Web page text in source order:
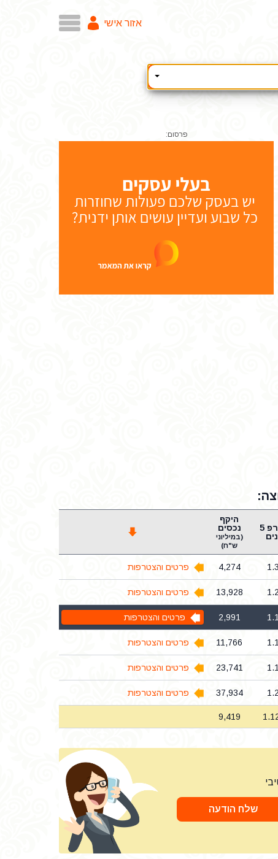
אזור אישי
פרסום:
שארפ 5
היקף
נכסים
(במיליוני
ש"ח)
4,274 פרטים והצטרפות
13,928 פרטים והצטרפות
2,991 פרטים והצטרפות
11,766 פרטים והצטרפות
23,741 פרטים והצטרפות
37,934 פרטים והצטרפות
9,419
שלח הודעה